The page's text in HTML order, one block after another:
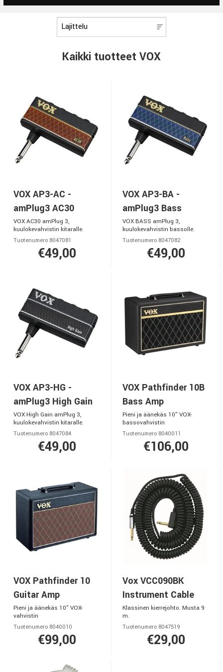
Kaikki tuotteet VOX
VOX AP3-AC -
amPlug3 AC30
VOX AC30 amPlug 3,
kuulokevahvistin kitaralle.
Tuotenumero 8047081
€49,00
VOX AP3-BA -
amPlug3 Bass
VOX BASS amPlug 3,
kuulokevahvistin bassolle.
Tuotenumero 8047082
€49,00
VOX AP3-HG -
amPlug3 High Gain
VOX High Gain amPlug 3,
kuulokevahvistin kitaralle.
Tuotenumero 8047084
€49,00
VOX Pathfinder 10B
Bass Amp
Pieni ja äänekäs 10" VOX-
bassovahvistin
Tuotenumero 8040011
€106,00
VOX Pathfinder 10
Guitar Amp
Pieni ja äänekäs 10" VOX-
vahvistin
Tuotenumero 8040010
€99,00
Vox VCC090BK
Instrument Cable
Klassinen kierrejohto. Musta 9
m.
Tuotenumero 8047519
€29,00